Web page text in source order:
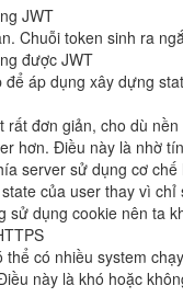
JWT
Chuỗi token sinh ra
được JWT
áp dụng xây dựng
rất đơn giản, cho dù
hơn. Điều này là nhờ
server sử dụng cơ
của user thay vì
sử dụng cookie nên ta
thể có nhiều system
này là khó hoặc